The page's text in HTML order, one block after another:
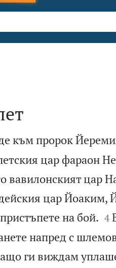
към пророк
цар фараон
вавилонският цар
цар Йоаким,
на бой.
4
напред с
ги виждам